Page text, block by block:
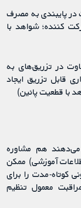
در پایبندی به مصرف
کنند (1 مطالعه؛ 73 شرکت کننده؛ شواهد با
در تزریق‌های به
قابل تزریق ایجاد
هم مشاوره
آموزشی) ممکن
کوتاه‌-مدت را برای
معمول تنظیم